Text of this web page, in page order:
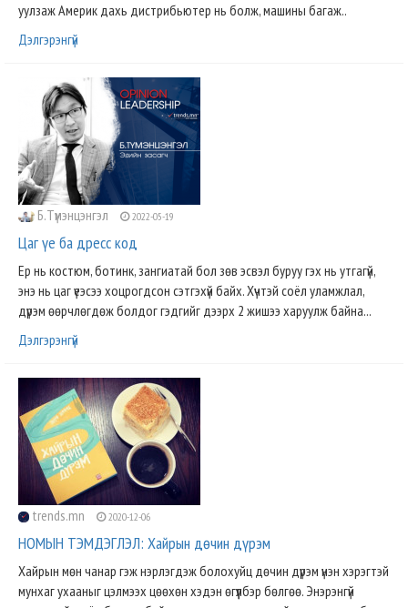
уулзаж Америк дахь дистрибьютер нь болж, машины багаж..
Дэлгэрэнгүй
Б.Түмэнцэнгэл 2022-05-19
Цаг үе ба дресс код
Ер нь костюм, ботинк, зангиатай бол зөв эсвэл буруу гэх нь утгагүй,
энэ нь цаг үеэсээ хоцрогдсон сэтгэхүй байх. Хүчтэй соёл уламжлал,
дүрэм ѳѳрчлѳгдѳж болдог гэдгийг дээрх 2 жишээ харуулж байна...
Дэлгэрэнгүй
trends.mn 2020-12-06
НОМЫН ТЭМДЭГЛЭЛ: Хайрын дөчин дүрэм
Хайрын мөн чанар гэж нэрлэгдэж болохуйц дөчин дүрэм үнэн хэрэгтэй
мунхаг ухааныг цэлмээх цөөхөн хэдэн өгүүлбэр бөлгөө. Энэрэнгүй